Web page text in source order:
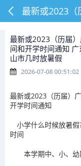
最新或2023（历届
间和开学时间通知
山市几时放暑假
2026-07-08 00:51:02
最新或2023（历届）
开学时间通知
小学什么时候放暑假
时间
本学期中、小、幼